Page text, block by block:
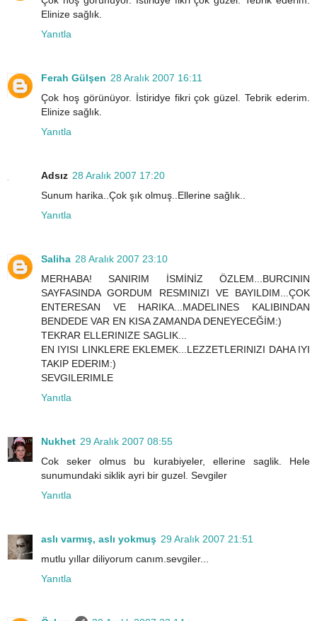
Elinize sağlık.
Yanıtla
Ferah Gülşen 28 Aralık 2007 16:11
Çok hoş görünüyor. İstiridye fikri çok güzel. Tebrik ederim.
Elinize sağlık.
Yanıtla
Adsız 28 Aralık 2007 17:20
Sunum harika..Çok şık olmuş..Ellerine sağlık..
Yanıtla
Saliha 28 Aralık 2007 23:10
MERHABA! SANIRIM İSMİNİZ ÖZLEM...BURCININ
SAYFASINDA GORDUM RESMINIZI VE BAYILDIM...ÇOK
ENTERESAN VE HARIKA...MADELINES KALIBINDAN
BENDEDE VAR EN KISA ZAMANDA DENEYECEĞİM:)
TEKRAR ELLERINIZE SAGLIK...
EN IYISI LINKLERE EKLEMEK...LEZZETLERINIZI DAHA IYI
TAKIP EDERIM:)
SEVGILERIMLE
Yanıtla
Nukhet 29 Aralık 2007 08:55
Cok seker olmus bu kurabiyeler, ellerine saglik. Hele
sunumundaki siklik ayri bir guzel. Sevgiler
Yanıtla
aslı varmış, aslı yokmuş 29 Aralık 2007 21:51
mutlu yıllar diliyorum canım.sevgiler...
Yanıtla